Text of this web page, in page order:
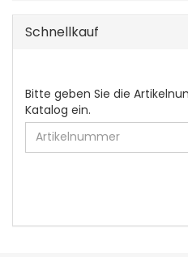
Schnellkauf
BITTE
GEBEN
SIE
DIE
ARTIKELNUMMER
EIN.
Bitte geben Sie die
Katalog ein.